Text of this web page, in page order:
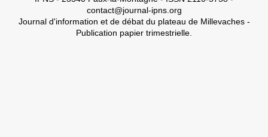
contact@journal-ipns.org
Journal d'information et de débat du plateau de Millevaches -
Publication papier trimestrielle.